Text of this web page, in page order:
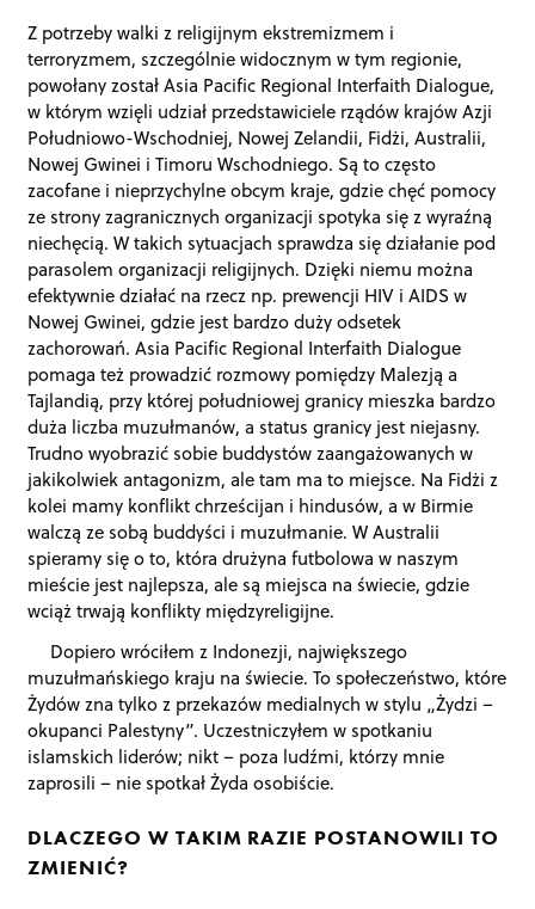
Z potrzeby walki z religijnym ekstremizmem i
terroryzmem, szczególnie widocznym w tym regionie,
powołany został Asia Pacific Regional Interfaith Dialogue,
w którym wzięli udział przedstawiciele rządów krajów Azji
Południowo-Wschodniej, Nowej Zelandii, Fidżi, Australii,
Nowej Gwinei i Timoru Wschodniego. Są to często
zacofane i nieprzychylne obcym kraje, gdzie chęć pomocy
ze strony zagranicznych organizacji spotyka się z wyraźną
niechęcią. W takich sytuacjach sprawdza się działanie pod
parasolem organizacji religijnych. Dzięki niemu można
efektywnie działać na rzecz np. prewencji HIV i AIDS w
Nowej Gwinei, gdzie jest bardzo duży odsetek
zachorowań. Asia Pacific Regional Interfaith Dialogue
pomaga też prowadzić rozmowy pomiędzy Malezją a
Tajlandią, przy której południowej granicy mieszka bardzo
duża liczba muzułmanów, a status granicy jest niejasny.
Trudno wyobrazić sobie buddystów zaangażowanych w
jakikolwiek antagonizm, ale tam ma to miejsce. Na Fidżi z
kolei mamy konflikt chrześcijan i hindusów, a w Birmie
walczą ze sobą buddyści i muzułmanie. W Australii
spieramy się o to, która drużyna futbolowa w naszym
mieście jest najlepsza, ale są miejsca na świecie, gdzie
wciąż trwają konflikty międzyreligijne.
Dopiero wróciłem z Indonezji, największego
muzułmańskiego kraju na świecie. To społeczeństwo, które
Żydów zna tylko z przekazów medialnych w stylu „Żydzi –
okupanci Palestyny”. Uczestniczyłem w spotkaniu
islamskich liderów; nikt – poza ludźmi, którzy mnie
zaprosili – nie spotkał Żyda osobiście.
DLACZEGO W TAKIM RAZIE POSTANOWILI TO
ZMIENIĆ?